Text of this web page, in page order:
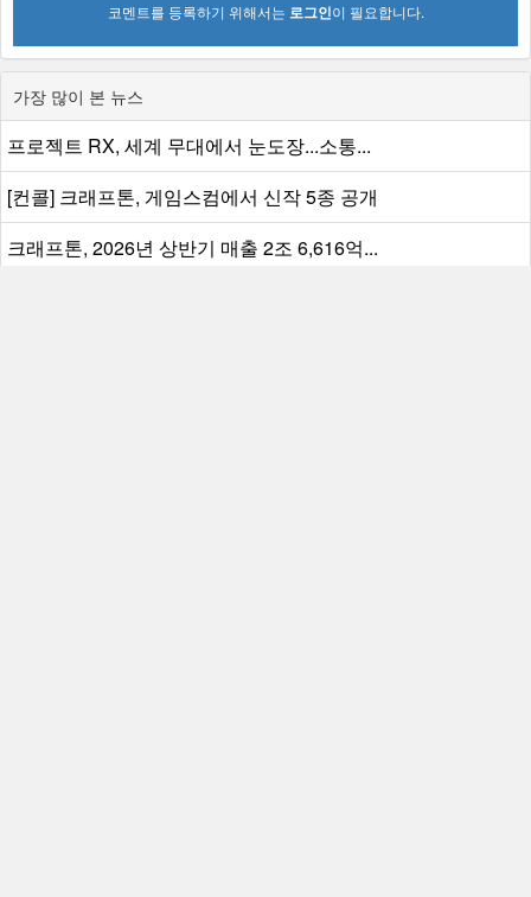
코멘트를 등록하기 위해서는 로그인이 필요합니다.
가장 많이 본 뉴스
프로젝트 RX, 세계 무대에서 눈도장...소통...
[컨콜] 크래프톤, 게임스컴에서 신작 5종 공개
크래프톤, 2026년 상반기 매출 2조 6,616억...